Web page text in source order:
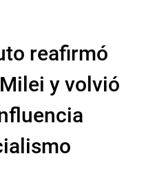
reafirmó
y volvió